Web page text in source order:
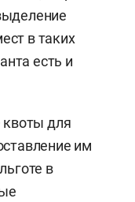
в таких
есть и
квоты для
им
в